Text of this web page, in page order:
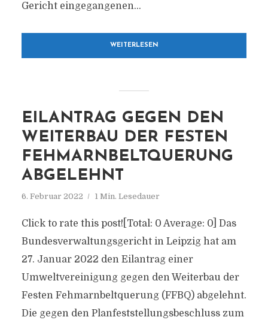
Gericht eingegangenen...
WEITERLESEN
EILANTRAG GEGEN DEN
WEITERBAU DER FESTEN
FEHMARNBELTQUERUNG
ABGELEHNT
6. Februar 2022 1 Min. Lesedauer
Click to rate this post![Total: 0 Average: 0] Das
Bundesverwaltungsgericht in Leipzig hat am
27. Januar 2022 den Eilantrag einer
Umweltvereinigung gegen den Weiterbau der
Festen Fehmarnbeltquerung (FFBQ) abgelehnt.
Die gegen den Planfeststellungsbeschluss zum